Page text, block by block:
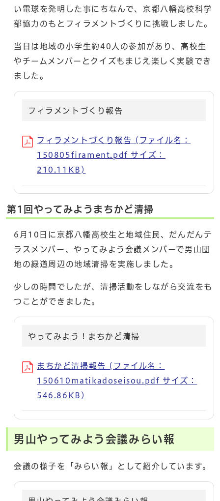
い電球を発明した事にちなんで、京都八幡高校科学
部協力のもとフィラメントづくりに挑戦しました。
当日は地域の小学生約40人の参加があり、高校生
やチームメンバーとクイズもまじえ楽しく実験でき
ました。
フィラメントづくり報告
フィラメントづくり報告 (ファイル名：
150805firament.pdf サイズ：
210.11KB)
第1回やってみようまちかど清掃
6月10日に京都八幡高校生と地域住民、だんだんテ
ラスメンバー、やってみよう会議メンバーで男山団
地の緑道周辺の地域清掃を実施しました。
少しの時間でしたが、清掃活動をしながら交流をも
つことができました。
やってみよう！まちかど清掃
まちかど清掃報告 (ファイル名：
150610matikadoseisou.pdf サイズ：
546.86KB)
男山やってみよう会議みらい報
会議の様子を「みらい報」として紹介しています。